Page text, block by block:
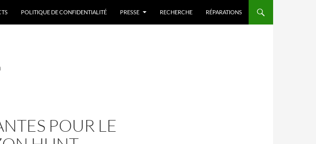
POLITIQUE DE CONFIDENTIALITÉ PRESSE RECHERCHE RÉPARATIONS
POUR LE